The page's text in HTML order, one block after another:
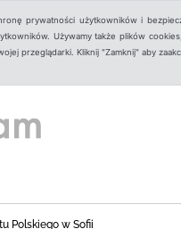
prywatności użytkowników i
Używamy także plików
przeglądarki. Kliknij "Zamknij" aby
Polskiego w Sofii